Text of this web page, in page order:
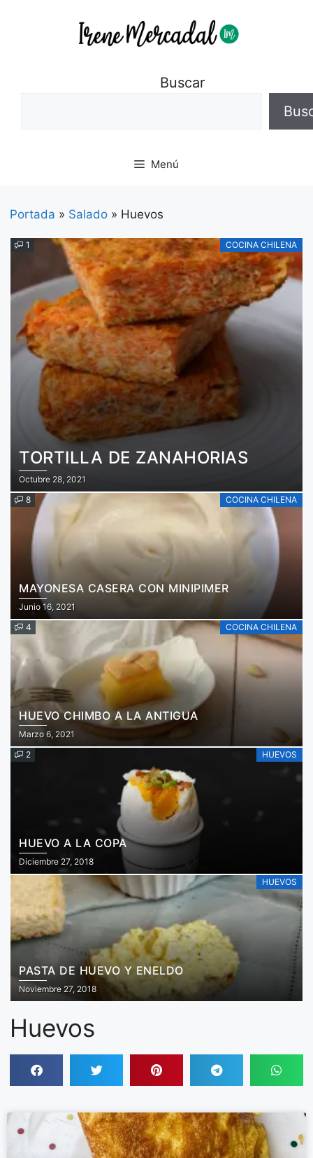
Buscar
Menú
Portada » Salado » Huevos
1 COCINA CHILENA
TORTILLA DE ZANAHORIAS
Octubre 28, 2021
8
COCINA CHILENA
MAYONESA CASERA CON MINIPIMER
Junio 16, 2021
4
COCINA CHILENA
HUEVO CHIMBO A LA ANTIGUA
Marzo 6, 2021
2
HUEVOS
HUEVO A LA COPA
Diciembre 27, 2018
HUEVOS
PASTA DE HUEVO Y ENELDO
Noviembre 27, 2018
Huevos